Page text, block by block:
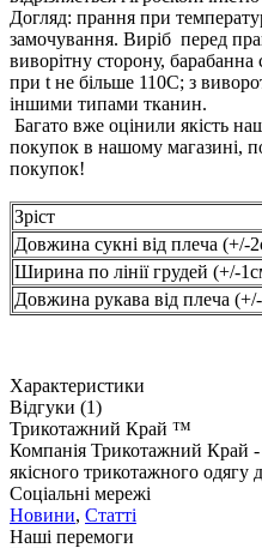
Догляд: прання при
замочування. Виріб перед
виворітну сторону,
при t не більше 110С; з
іншими типами тканин.
Багато вже оцінили якість
покупок в нашому магазині,
покупок!
Зріст
Довжина сукні від плеча (+/-
Ширина по лінії грудей (+/-
Довжина рукава від плеча
Характеристики
Відгуки (1)
Трикотажний Край ™
Компанія Трикотажний Край -
якісного трикотажного одягу
Соціальні мережі
Новини, Статті
Наші перемоги